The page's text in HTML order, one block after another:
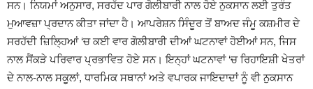
ਸਨ। ਨਿਯਮਾਂ ਅਨੁਸਾਰ, ਸਰਹੱਦ ਪਾਰ ਗੋਲੀਬਾਰੀ ਨਾਲ ਹੋਏ ਨੁਕਸਾਨ ਲਈ ਤੁਰੰਤ
ਮੁਆਵਜ਼ਾ ਪ੍ਰਦਾਨ ਕੀਤਾ ਜਾਂਦਾ ਹੈ। ਆਪਰੇਸ਼ਨ ਸਿੰਦੂਰ ਤੋਂ ਬਾਅਦ ਜੰਮੂ ਕਸ਼ਮੀਰ ਦੇ
ਸਰਹੱਦੀ ਜ਼ਿਲ੍ਹਿਆਂ ‘ਚ ਕਈ ਵਾਰ ਗੋਲੀਬਾਰੀ ਦੀਆਂ ਘਟਨਾਵਾਂ ਹੋਈਆਂ ਸਨ, ਜਿਸ
ਨਾਲ ਸੈਂਕੜੇ ਪਰਿਵਾਰ ਪ੍ਰਭਾਵਿਤ ਹੋਏ ਸਨ। ਇਨ੍ਹਾਂ ਘਟਨਾਵਾਂ ‘ਚ ਰਿਹਾਇਸ਼ੀ ਖੇਤਰਾਂ
ਦੇ ਨਾਲ-ਨਾਲ ਸਕੂਲਾਂ, ਧਾਰਮਿਕ ਸਥਾਨਾਂ ਅਤੇ ਵਪਾਰਕ ਜਾਇਦਾਦਾਂ ਨੂੰ ਵੀ ਨੁਕਸਾਨ